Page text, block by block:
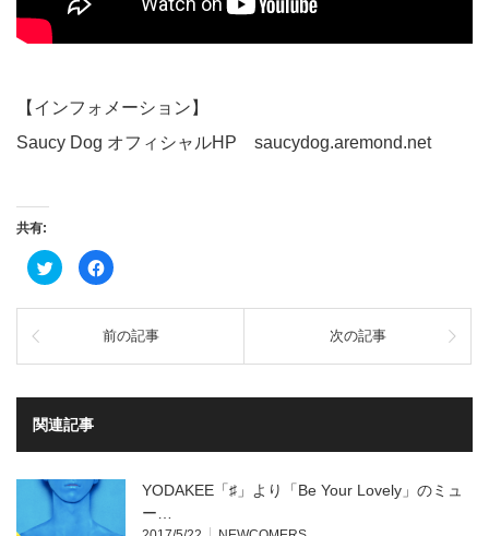
【インフォメーション】
Saucy Dog オフィシャルHP saucydog.aremond.net
共有:
ク
リ
共
(新
い
ウ
ウ
で
Facebook
で
る
に
ク
ッ
い
前の記事 次の記事
関連記事
YODAKEE「♯」より「Be Your Lovely」のミュ
ー…